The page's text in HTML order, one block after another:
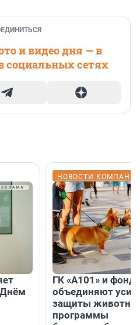
и видео дня — в
социальных сетях
Днём
НОВОСТИ
ГК «А101» и фонд
объединяют
защиты
программы